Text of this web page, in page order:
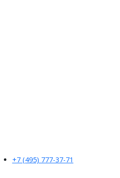
+7 (495) 777-37-71